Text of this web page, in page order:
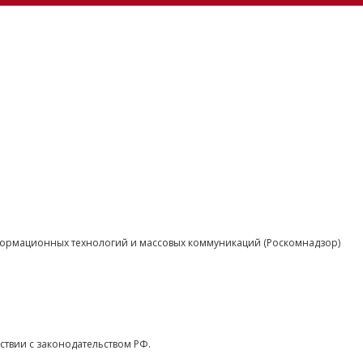
технологий и массовых коммуникаций (Роскомнадзор)
с законодательством РФ.